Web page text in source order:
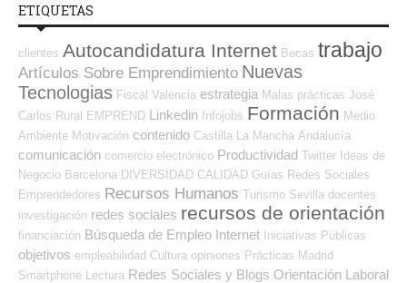
ETIQUETAS
clientes Autocandidatura Internet Becas trabajo
Artículos Sobre Emprendimiento Nuevas
Tecnologias Fiscal Valencia estrategia Malas prácticas José
Carlos Rural EMPREND Linkedin Infojobs Formación Medio
Ambiente Motivación contenido Castilla La Mancha Andalucía
comunicación comercio electrónico Productividad Twitter Ideas de
Negocio Barcelona DIVERSIDAD CALIDAD Guías Redes Sociales
Emprendedores Recursos Humanos Turismo Sevilla docentes
investigación redes sociales recursos de orientación
financiación Búsqueda de Empleo Internet Iniciativas Públicas
objetivos empleabilidad Cultura opiniones Prácticas Madrid
Smartphone Lectura Redes Sociales y Blogs Orientación Laboral